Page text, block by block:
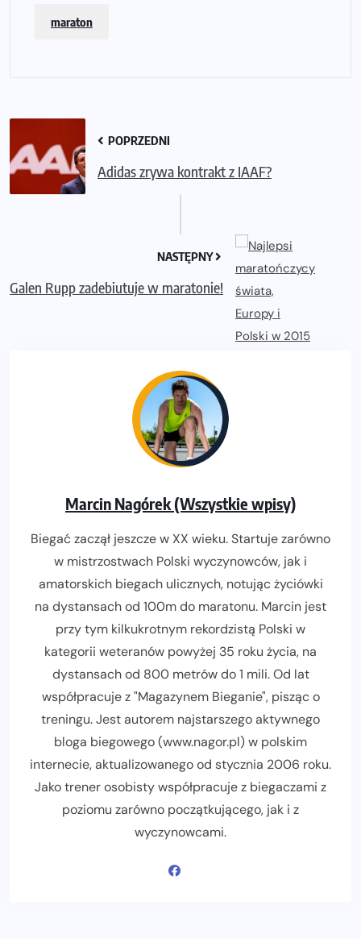
maraton
POPRZEDNI
Adidas zrywa kontrakt z IAAF?
NASTĘPNY
Galen Rupp zadebiutuje w maratonie!
Marcin Nagórek (Wszystkie wpisy)
Biegać zaczął jeszcze w XX wieku. Startuje zarówno
w mistrzostwach Polski wyczynowców, jak i
amatorskich biegach ulicznych, notując życiówki
na dystansach od 100m do maratonu. Marcin jest
przy tym kilkukrotnym rekordzistą Polski w
kategorii weteranów powyżej 35 roku życia, na
dystansach od 800 metrów do 1 mili. Od lat
współpracuje z "Magazynem Bieganie", pisząc o
treningu. Jest autorem najstarszego aktywnego
bloga biegowego (www.nagor.pl) w polskim
internecie, aktualizowanego od stycznia 2006 roku.
Jako trener osobisty współpracuje z biegaczami z
poziomu zarówno początkującego, jak i z
wyczynowcami.